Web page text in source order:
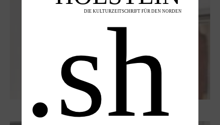
Dieter Pape. Ein Leben für die Kunst